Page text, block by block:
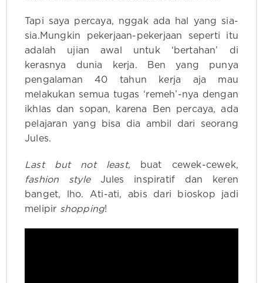
Tapi saya percaya, nggak ada hal yang sia-
sia.Mungkin pekerjaan-pekerjaan seperti itu
adalah ujian awal untuk ‘bertahan’ di
kerasnya dunia kerja. Ben yang punya
pengalaman 40 tahun kerja aja mau
melakukan semua tugas ‘remeh’-nya dengan
ikhlas dan sopan, karena Ben percaya, ada
pelajaran yang bisa dia ambil dari seorang
Jules.
Last but not least, buat cewek-cewek,
fashion styleJules inspiratif dan keren
banget, lho. Ati-ati, abis dari bioskop jadi
melipir shopping!